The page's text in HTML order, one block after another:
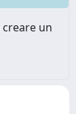
un